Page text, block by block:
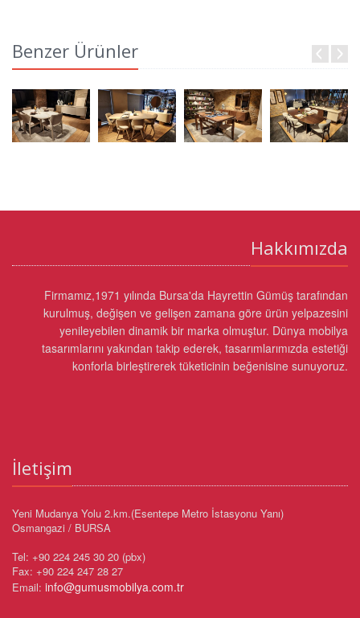
Benzer Ürünler
Hakkımızda
Firmamız,1971 yılında Bursa'da Hayrettin Gümüş tarafından
kurulmuş, değişen ve gelişen zamana göre ürün yelpazesini
yenileyebilen dinamik bir marka olmuştur. Dünya mobilya
tasarımlarını yakından takip ederek, tasarımlarımızda estetiği
konforla birleştirerek tüketicinin beğenisine sunuyoruz.
İletişim
Yeni Mudanya Yolu 2.km.(Esentepe Metro İstasyonu Yanı)
Osmangazi / BURSA
Tel: +90 224 245 30 20 (pbx)
Fax: +90 224 247 28 27
Email: info@gumusmobilya.com.tr